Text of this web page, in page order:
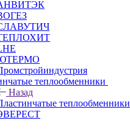
теплообменники
Назад
теплообменники